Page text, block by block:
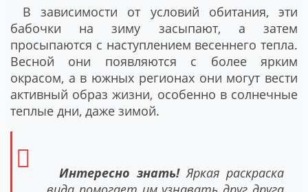
В зависимости от условий обитания, эти
бабочки на зиму засыпают, а затем
просыпаются с наступлением весеннего тепла.
Весной они появляются с более ярким
окрасом, а в южных регионах они могут вести
активный образ жизни, особенно в солнечные
теплые дни, даже зимой.
Интересно знать!Яркая раскраска